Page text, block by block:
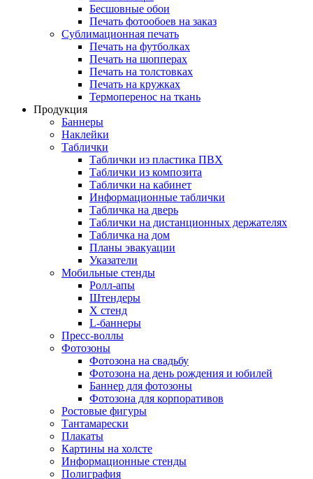
Бесшовные обои
Печать фотообоев на заказ
Сублимационная печать
Печать на футболках
Печать на шопперах
Печать на толстовках
Печать на кружках
Термоперенос на ткань
Продукция
Баннеры
Наклейки
Таблички
Таблички из пластика ПВХ
Таблички из композита
Таблички на кабинет
Информационные таблички
Табличка на дверь
Таблички на дистанционных держателях
Табличка на дом
Планы эвакуации
Указатели
Мобильные стенды
Ролл-апы
Штендеры
Х стенд
L-баннеры
Пресс-воллы
Фотозоны
Фотозона на свадьбу
Фотозона на день рождения и юбилей
Баннер для фотозоны
Фотозона для корпоративов
Ростовые фигуры
Тантамарески
Плакаты
Картины на холсте
Информационные стенды
Полиграфия